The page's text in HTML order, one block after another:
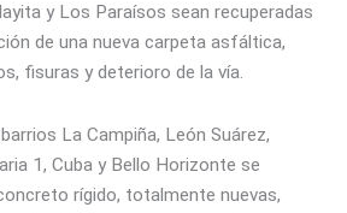
y Los Paraísos sean recuperadas
de una nueva carpeta asfáltica,
fisuras y deterioro de la vía.
La Campiña, León Suárez,
1, Cuba y Bello Horizonte se
rígido, totalmente nuevas,